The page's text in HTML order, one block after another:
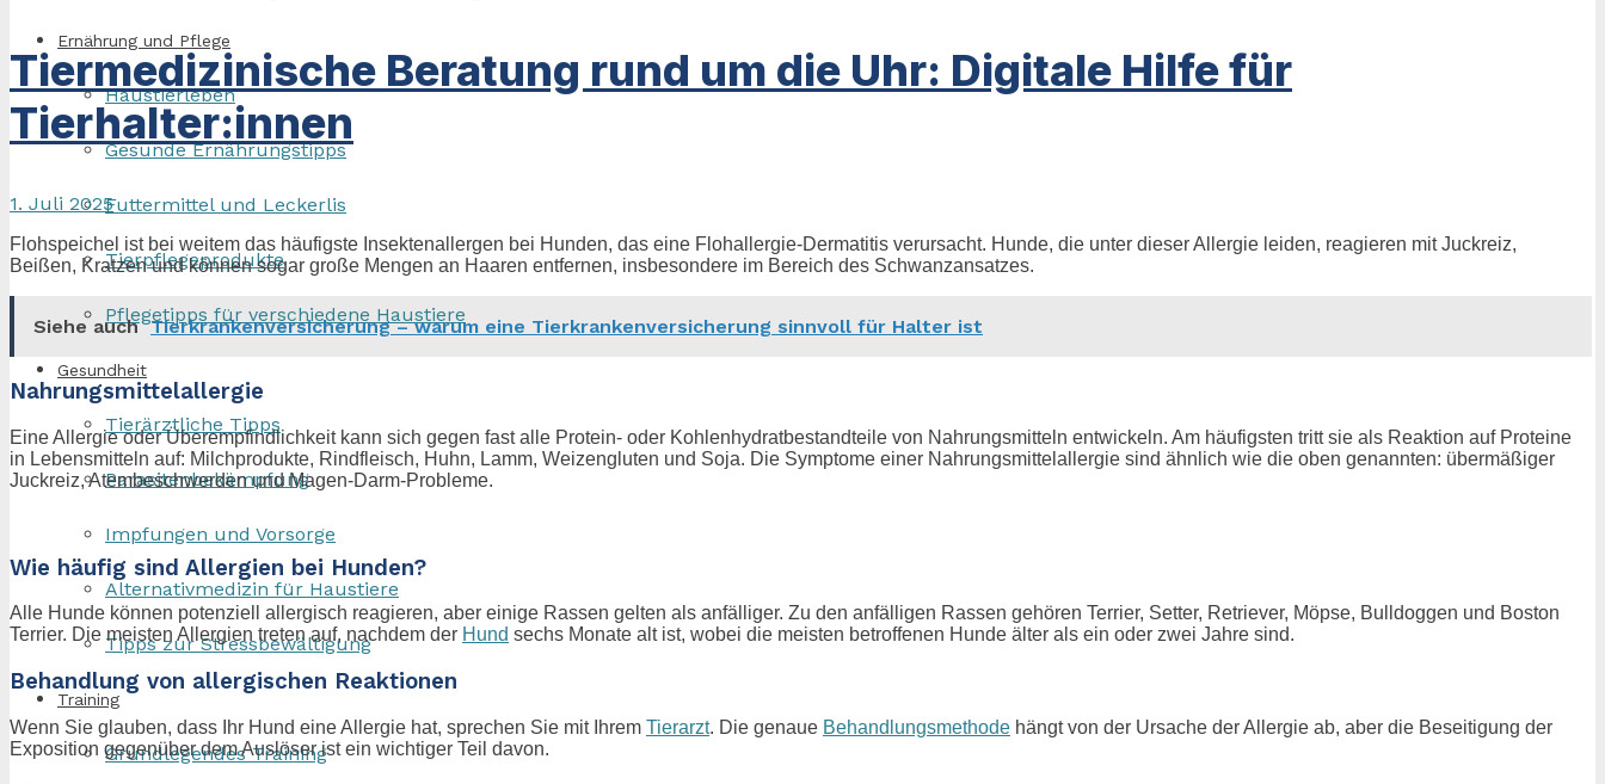
Ernährung und Pflege
Haustierleben
Gesunde Ernährungstipps
Futtermittel und Leckerlis
Tierpflegeprodukte
Pflegetipps für verschiedene Haustiere
Gesundheit
Tierärztliche Tipps
Parasitenbekämpfung
Impfungen und Vorsorge
Alternativmedizin für Haustiere
Tipps zur Stressbewältigung
Training
Grundlegendes Training
Tiermedizinische Beratung rund um die Uhr: Digitale Hilfe für
Tierhalter:innen
1. Juli 2025
Flohspeichel ist bei weitem das häufigste Insektenallergen bei Hunden, das eine Flohallergie-Dermatitis verursacht. Hunde, die unter dieser Allergie leiden, reagieren mit Juckreiz,
Beißen, Kratzen und können sogar große Mengen an Haaren entfernen, insbesondere im Bereich des Schwanzansatzes.
Siehe auch Tierkrankenversicherung – warum eine Tierkrankenversicherung sinnvoll für Halter ist
Nahrungsmittelallergie
Eine Allergie oder Überempfindlichkeit kann sich gegen fast alle Protein- oder Kohlenhydratbestandteile von Nahrungsmitteln entwickeln. Am häufigsten tritt sie als Reaktion auf Proteine
in Lebensmitteln auf: Milchprodukte, Rindfleisch, Huhn, Lamm, Weizengluten und Soja. Die Symptome einer Nahrungsmittelallergie sind ähnlich wie die oben genannten: übermäßiger
Juckreiz, Atembeschwerden und Magen-Darm-Probleme.
Wie häufig sind Allergien bei Hunden?
Alle Hunde können potenziell allergisch reagieren, aber einige Rassen gelten als anfälliger. Zu den anfälligen Rassen gehören Terrier, Setter, Retriever, Möpse, Bulldoggen und Boston
Terrier. Die meisten Allergien treten auf, nachdem der Hund sechs Monate alt ist, wobei die meisten betroffenen Hunde älter als ein oder zwei Jahre sind.
Behandlung von allergischen Reaktionen
Wenn Sie glauben, dass Ihr Hund eine Allergie hat, sprechen Sie mit Ihrem Tierarzt. Die genaue Behandlungsmethode hängt von der Ursache der Allergie ab, aber die Beseitigung der
Exposition gegenüber dem Auslöser ist ein wichtiger Teil davon.